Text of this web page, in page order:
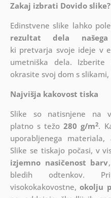
Zakaj izbrati Dovido slike?
Edinstvene slike lahko
rezultat dela našega
ki pretvarja svoje ideje v
umetniška dela.
okrasite svoj dom s
Najvišja kakovost tiska
Slike so natisnjene na
platno s težo280 g/m2.
uporabljenega
Slike se tiskajo počasi, v
izjemno nasičenost barv
bledih odtenkov.
visokokakovostne,okolju